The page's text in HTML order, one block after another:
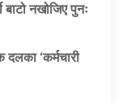
नखोजिए पुनः
दलका ‘कर्मचारी